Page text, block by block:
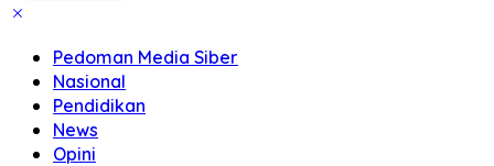
Pedoman Media Siber
Nasional
Pendidikan
News
Opini